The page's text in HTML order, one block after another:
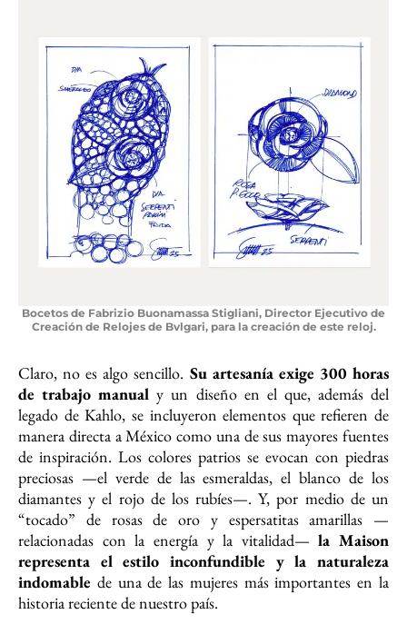
Bocetos de Fabrizio Buonamassa Stigliani, Director Ejecutivo de
Creación de Relojes de Bvlgari, para la creación de este reloj.
Claro, no es algo sencillo. Su artesanía exige 300 horas
de trabajo manualy un diseño en el que, además del
legado de Kahlo, se incluyeron elementos que refieren de
manera directa a México como una de sus mayores fuentes
de inspiración. Los colores patrios se evocan con piedras
preciosas —el verde de las esmeraldas, el blanco de los
diamantes y el rojo de los rubíes—. Y, por medio de un
“tocado” de rosas de oro y espersatitas amarillas —
relacionadas con la energía y la vitalidad—la Maison
representa el estilo inconfundible y la naturaleza
indomable de una de las mujeres más importantes en la
historia reciente de nuestro país.